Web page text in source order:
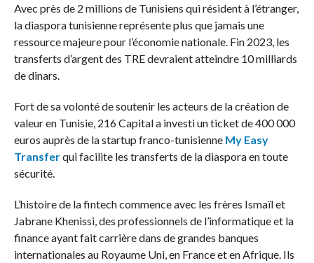
Avec près de 2 millions de Tunisiens qui résident à l’étranger,
la diaspora tunisienne représente plus que jamais une
ressource majeure pour l’économie nationale. Fin 2023, les
transferts d’argent des TRE devraient atteindre 10 milliards
de dinars.
Fort de sa volonté de soutenir les acteurs de la création de
valeur en Tunisie, 216 Capital a investi un ticket de 400 000
euros auprès de la startup franco-tunisienne My Easy
Transferqui facilite les transferts de la diaspora en toute
sécurité.
L’histoire de la fintech commence avec les frères Ismaïl et
Jabrane Khenissi, des professionnels de l’informatique et la
finance ayant fait carrière dans de grandes banques
internationales au Royaume Uni, en France et en Afrique. Ils